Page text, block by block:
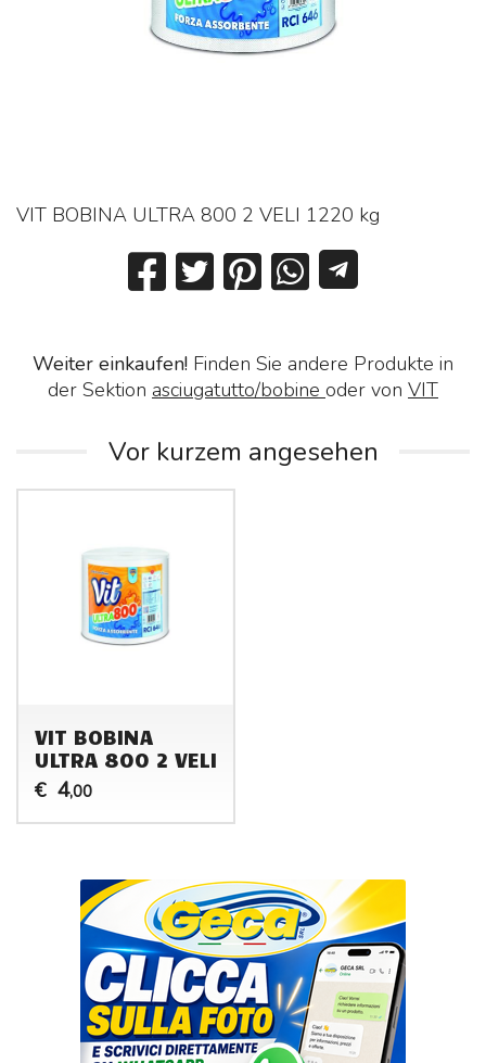
VIT BOBINA ULTRA 800 2 VELI 1220 kg
Weiter einkaufen! Finden Sie andere Produkte in
der Sektion asciugatutto/bobine oder von VIT
Vor kurzem angesehen
VIT BOBINA
ULTRA 800 2 VELI
€ 4,00